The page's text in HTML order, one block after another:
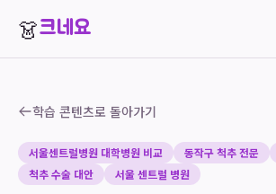
👗크네요
학습 콘텐츠로 돌아가기
서울센트럴병원 대학병원 비교 동작구 척추 전문
척추 수술 대안
서울 센트럴 병원